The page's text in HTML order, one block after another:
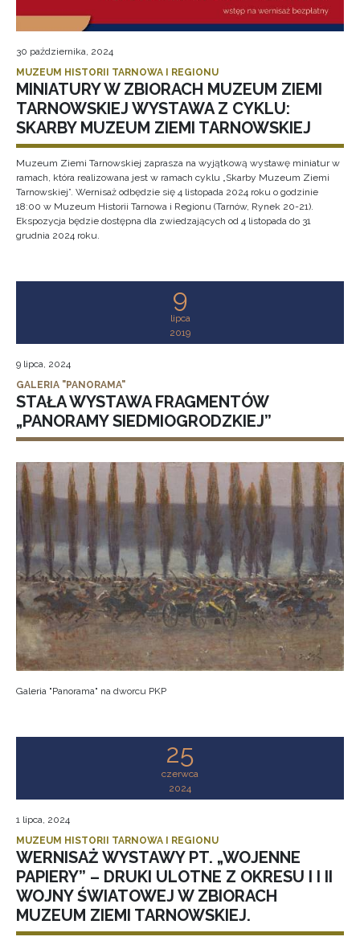
30 października, 2024
MUZEUM HISTORII TARNOWA I REGIONU
MINIATURY W ZBIORACH MUZEUM ZIEMI
TARNOWSKIEJ WYSTAWA Z CYKLU:
SKARBY MUZEUM ZIEMI TARNOWSKIEJ
Muzeum Ziemi Tarnowskiej zaprasza na wyjątkową wystawę miniatur w
ramach, która realizowana jest w ramach cyklu „Skarby Muzeum Ziemi
Tarnowskiej”. Wernisaż odbędzie się 4 listopada 2024 roku o godzinie
18:00 w Muzeum Historii Tarnowa i Regionu (Tarnów, Rynek 20-21).
Ekspozycja będzie dostępna dla zwiedzających od 4 listopada do 31
grudnia 2024 roku.
9
lipca
2019
9 lipca, 2024
GALERIA "PANORAMA"
STAŁA WYSTAWA FRAGMENTÓW
„PANORAMY SIEDMIOGRODZKIEJ”
Galeria "Panorama" na dworcu PKP
25
czerwca
2024
1 lipca, 2024
MUZEUM HISTORII TARNOWA I REGIONU
WERNISAŻ WYSTAWY PT. „WOJENNE
PAPIERY” – DRUKI ULOTNE Z OKRESU I I II
WOJNY ŚWIATOWEJ W ZBIORACH
MUZEUM ZIEMI TARNOWSKIEJ.